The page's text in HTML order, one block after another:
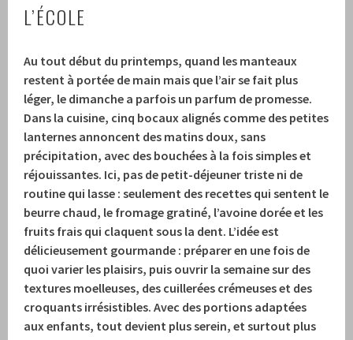
L’ÉCOLE
Au tout début du printemps, quand les manteaux
restent à portée de main mais que l’air se fait plus
léger, le dimanche a parfois un parfum de promesse.
Dans la cuisine, cinq bocaux alignés comme des petites
lanternes annoncent des matins doux, sans
précipitation, avec des bouchées à la fois simples et
réjouissantes. Ici, pas de petit-déjeuner triste ni de
routine qui lasse : seulement des recettes qui sentent le
beurre chaud, le fromage gratiné, l’avoine dorée et les
fruits frais qui claquent sous la dent. L’idée est
délicieusement gourmande : préparer en une fois de
quoi varier les plaisirs, puis ouvrir la semaine sur des
textures moelleuses, des cuillerées crémeuses et des
croquants irrésistibles. Avec des portions adaptées
aux enfants, tout devient plus serein, et surtout plus